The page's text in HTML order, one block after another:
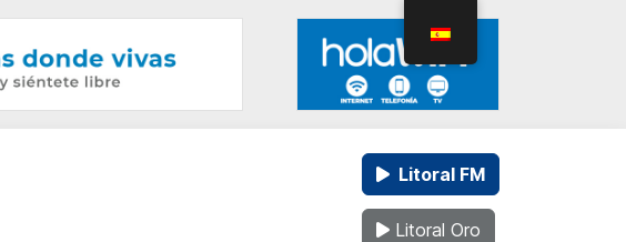
Litoral FM
Litoral Oro